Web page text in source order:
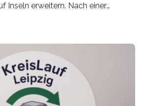
Inseln erweitern. Nach einer
Wattenmeer ist nun eine große
sich insbesondere damit, wie ein
– und wie sich dieser Prozess
lässt. Grünes Licht für
Forschungsgemeinschaft
2019 gestartete